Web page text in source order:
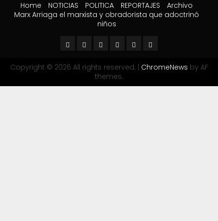
Home NOTICIAS POLITICA REPORTAJES
Archivo
Marx Arriaga el marxista y obradorista que adoctrinó
niños
Copyright © 2026 All rights reserved. ChromeNews by AF
themes.